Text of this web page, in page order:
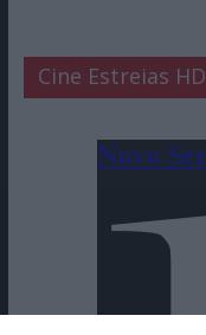
Cine Estreias HD